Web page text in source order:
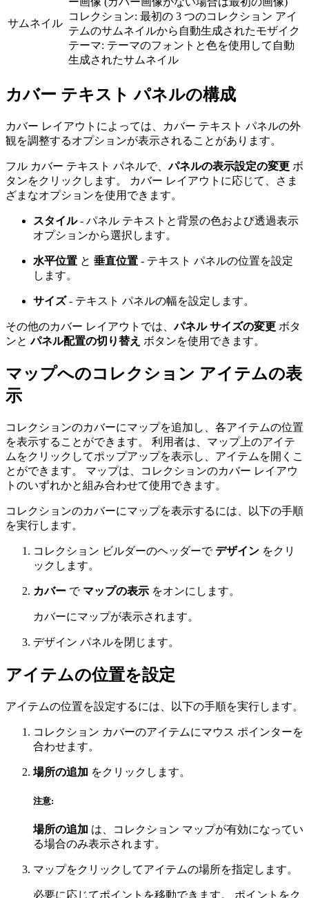
サムネイル
コレクション: 最初の 3 つのコレクション アイ
テムのサムネイルから自動生成されたモザイク
テーマ: テーマのフォントと色を使用して自動
生成されたサムネイル
カバー テキスト パネルの構成
カバー レイアウトによっては、カバー テキスト パネルの外
観を調整するオプションが表示されることがあります。
フル カバー テキスト パネルで、パネルの表示設定の変更 ボ
タンをクリックします。 カバー レイアウトに応じて、さま
ざまなオプションを使用できます。
スタイル- パネル テキストと背景の色および透過表示
オプションから選択します。
水平位置 と 垂直位置 - テキスト パネルの位置を設定
します。
サイズ- テキスト パネルの幅を設定します。
その他のカバー レイアウトでは、パネル サイズの変更 ボタ
ンとパネル配置の切り替え ボタンを使用できます。
マップへのコレクション アイテムの表
示
コレクションのカバーにマップを追加し、各アイテムの位置
を表示することができます。 利用者は、マップ上のアイテ
ムをクリックしてポップアップを表示し、アイテムを開くこ
とができます。 マップは、コレクションのカバー レイアウ
トのいずれかと組み合わせて使用できます。
コレクションのカバーにマップを表示するには、以下の手順
を実行します。
コレクション ビルダーのヘッダーでデザイン をクリ
ックします。
カバー で マップの表示 をオンにします。
カバーにマップが表示されます。
デザイン パネルを閉じます。
アイテムの位置を設定
アイテムの位置を設定するには、以下の手順を実行します。
コレクション カバーのアイテムにマウス ポインターを
合わせます。
場所の追加 をクリックします。
注意:
場所の追加 は、コレクション マップが有効になってい
る場合のみ表示されます。
マップをクリックしてアイテムの場所を指定します。
必要に応じてポイントを移動できます。 ポイントをク